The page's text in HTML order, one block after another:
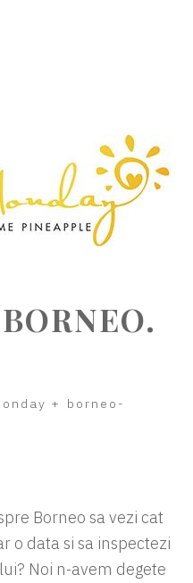
+
borneo-
Borneo sa vezi cat
o data si sa inspectezi
Noi n-avem degete